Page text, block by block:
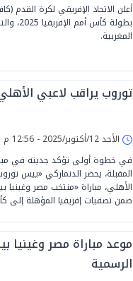
أعلن الاتحاد الإفريقي لكرة القدم
بطولة
المغربية.
توروب يراقب لاعبي
الأحد 12/أكتوبر/2025 - 12:56 م
في خطوة أولى تؤكد جديته في
المقبلة، يحضر الدنماركي «ييس
الأهلي، مباراة «منتخب مصر وغينيا
ضمن تصفيات إفريقيا المؤهلة إلى كأس
موعد مباراة مصر وغينيا
الرسمية